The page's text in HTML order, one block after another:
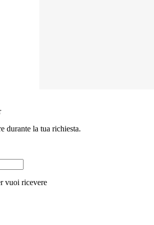
durante la tua richiesta.
vuoi ricevere